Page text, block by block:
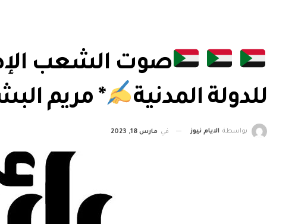
صوت الشعب
للدولة المدنية
* مريم
بواسطة الايام نيوز في مارس 18, 2023